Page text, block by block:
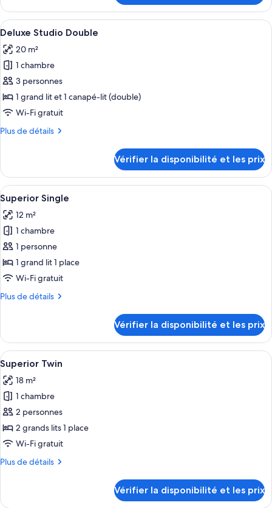
le
type
de
Cosy
Double
Afficher
toutes
les
photos
pour
ce
type
chambre :
Double
Une chambre d’hôtel avec un grand
6
Deluxe Studio Double
20 m²
1 chambre
3 personnes
1 grand lit et 1 canapé-lit (double)
Wi-Fi gratuit
Plus de détails
Plus
le
type
de
chambre
Deluxe
Studio
Double
Vérifier la disponibilité et les prix
Afficher
toutes
les
photos
pour
ce
type
chambre :
Une chambre d’hôtel avec un lit,
4
Superior Single
12 m²
1 chambre
1 personne
1 grand lit 1 place
Wi-Fi gratuit
Plus de détails
Plus
le
type
de
chambre
Superior
Single
Vérifier la disponibilité et les prix
Afficher
toutes
les
photos
pour
ce
type
chambre :
Une chambre d’hôtel avec deux lits,
5
Superior Twin
18 m²
1 chambre
2 personnes
2 grands lits 1 place
Wi-Fi gratuit
Plus de détails
Plus
le
Vérifier la disponibilité et les prix